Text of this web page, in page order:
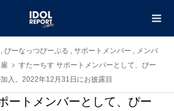
, ぴーなっつぴーぷる , サポートメンバー , メンバ
すたーちす サポートメンバーとして、ぴー
入。2022年12月31日にお披露目
ートメンバーとして、ぴー